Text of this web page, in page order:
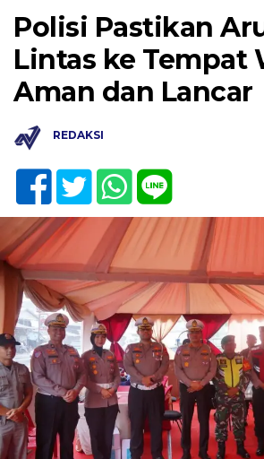
Polisi Pastikan
Lintas ke Tempat
Aman dan Lancar
REDAKSI